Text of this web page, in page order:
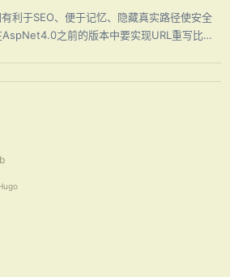
利于SEO、便于记忆、隐藏真实路径使安全
之前的版本中要实现URL重写比较